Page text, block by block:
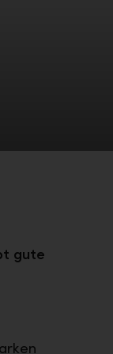
gute